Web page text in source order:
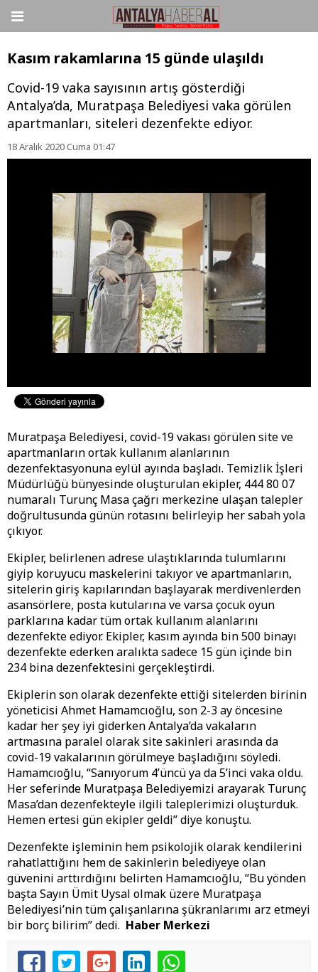
Kasım rakamlarına 15 günde ulaşıldı
Covid-19 vaka sayısının artış gösterdiği
Antalya’da, Muratpaşa Belediyesi vaka görülen
apartmanları, siteleri dezenfekte ediyor.
18 Aralık 2020 Cuma 01:47
Muratpaşa Belediyesi, covid-19 vakası görülen site ve
apartmanların ortak kullanım alanlarının
dezenfektasyonuna eylül ayında başladı. Temizlik İşleri
Müdürlüğü bünyesinde oluşturulan ekipler, 444 80 07
numaralı Turunç Masa çağrı merkezine ulaşan talepler
doğrultusunda günün rotasını belirleyip her sabah yola
çıkıyor.
Ekipler, belirlenen adrese ulaştıklarında tulumlarını
giyip koruyucu maskelerini takıyor ve apartmanların,
sitelerin giriş kapılarından başlayarak merdivenlerden
asansörlere, posta kutularına ve varsa çocuk oyun
parklarına kadar tüm ortak kullanım alanlarını
dezenfekte ediyor. Ekipler, kasım ayında bin 500 binayı
dezenfekte ederken aralıkta sadece 15 gün içinde bin
234 bina dezenfektesini gerçekleştirdi.
Ekiplerin son olarak dezenfekte ettiği sitelerden birinin
yöneticisi Ahmet Hamamcıoğlu, son 2-3 ay öncesine
kadar her şey iyi giderken Antalya’da vakaların
artmasına paralel olarak site sakinleri arasında da
covid-19 vakalarının görülmeye başladığını söyledi.
Hamamcıoğlu, “Sanıyorum 4’üncü ya da 5’inci vaka oldu.
Her seferinde Muratpaşa Belediyemizi arayarak Turunç
Masa’dan dezenfekteyle ilgili taleplerimizi oluşturduk.
Hemen ertesi gün ekipler geldi” diye konuştu.
Dezenfekte işleminin hem psikolojik olarak kendilerini
rahatlattığını hem de sakinlerin belediyeye olan
güvenini arttırdığını belirten Hamamcıoğlu, “Bu yönden
başta Sayın Ümit Uysal olmak üzere Muratpaşa
Belediyesi’nin tüm çalışanlarına şükranlarımı arz etmeyi
bir borç bilirim” dedi. Haber Merkezi